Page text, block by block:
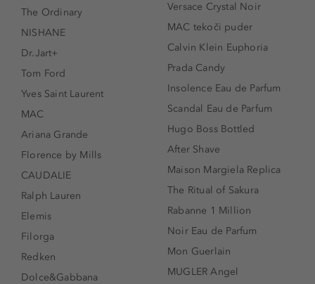
The Ordinary
NISHANE
Dr.Jart+
Tom Ford
Yves Saint Laurent
MAC
Ariana Grande
Florence by Mills
CAUDALIE
Ralph Lauren
Elemis
Filorga
Redken
Dolce&Gabbana
Versace Crystal Noir
MAC tekoči puder
Calvin Klein Euphoria
Prada Candy
Insolence Eau de Parfum
Scandal Eau de Parfum
Hugo Boss Bottled
After Shave
Maison Margiela Replica
The Ritual of Sakura
Rabanne 1 Million
Noir Eau de Parfum
Mon Guerlain
MUGLER Angel